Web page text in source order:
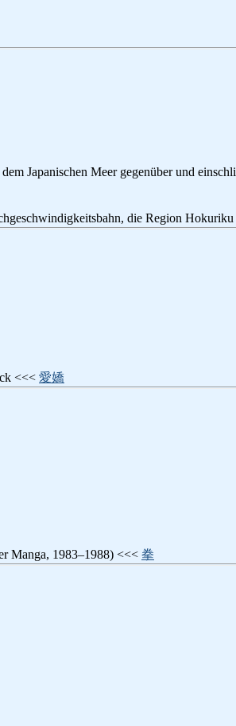
Japanischen Meer gegenüber und
die Region
<<< 愛嬌
Manga, 1983–1988) <<< 拳